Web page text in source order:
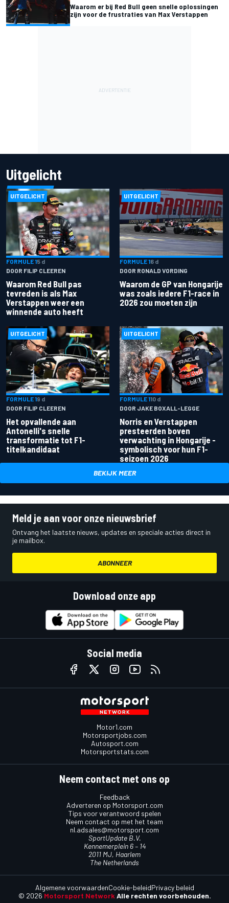
Waarom er bij Red Bull geen snelle oplossingen
zijn voor de frustraties van Max Verstappen
Uitgelicht
UITGELICHT
FORMULE 15 d
DOOR FILIP CLEEREN
Waarom Red Bull pas
tevreden is als Max
Verstappen weer een
winnende auto heeft
UITGELICHT
FORMULE 16 d
DOOR RONALD VORDING
Waarom de GP van Hongarije
was zoals iedere F1-race in
2026 zou moeten zijn
UITGELICHT
FORMULE 19 d
DOOR FILIP CLEEREN
Het opvallende aan
Antonelli's snelle
transformatie tot F1-
titelkandidaat
UITGELICHT
FORMULE 110 d
DOOR JAKE BOXALL-LEGGE
Norris en Verstappen
presteerden boven
verwachting in Hongarije -
symbolisch voor hun F1-
seizoen 2026
BEKIJK MEER
Meld je aan voor onze nieuwsbrief
Ontvang het laatste nieuws, updates en speciale acties direct in
je mailbox.
ABONNEER
Download onze app
Social media
Motor1.com
Motorsportjobs.com
Autosport.com
Motorsportstats.com
Neem contact met ons op
Feedback
Adverteren op Motorsport.com
Tips voor verantwoord spelen
Neem contact op met het team
nl.adsales@motorsport.com
SportUpdate B.V.
Kennemerplein 6 – 14
2011 MJ, Haarlem
The Netherlands
© 2026 Motorsport Network Alle rechten voorbehouden.
Algemene voorwaardenCookie-beleidPrivacy beleid